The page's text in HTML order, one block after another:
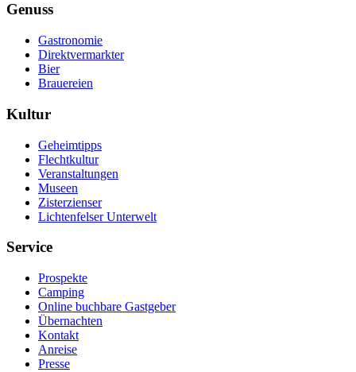
Genuss
Gastronomie
Direktvermarkter
Bier
Brauereien
Kultur
Geheimtipps
Flechtkultur
Veranstaltungen
Museen
Zisterzienser
Lichtenfelser Unterwelt
Service
Prospekte
Camping
Online buchbare Gastgeber
Übernachten
Kontakt
Anreise
Presse